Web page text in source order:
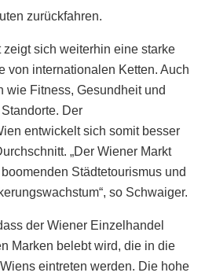
zurückfahren.
zeigt sich weiterhin eine starke
von internationalen Ketten. Auch
wie Fitness, Gesundheit und
Der
entwickelt sich somit besser
„Der Wiener Markt
Städtetourismus und
so Schwaiger.
der Wiener Einzelhandel
Marken belebt wird, die in die
eintreten werden. Die hohe